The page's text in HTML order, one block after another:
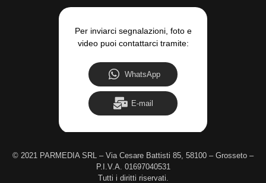
Per inviarci segnalazioni, foto e
video puoi contattarci tramite:
WhatsApp
E-mail
© 2021 PARMEDIA SRL – Via Cesare Battisti 85, 58100 – Grosseto –
P.I.V.A. 01697040531
Tutti i diritti riservati.